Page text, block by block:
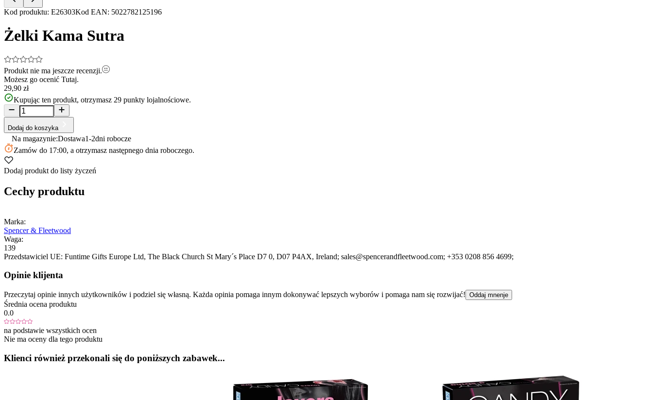
Item
of
2
Kod produktu: E26303Kod EAN: 5022782125196
Żelki Kama Sutra
Produkt nie ma jeszcze recenzji.
Możesz go ocenić Tutaj.
29,90 zł
Kupując ten produkt, otrzymasz 29 punkty lojalnościowe.
Dodaj do koszyka
Na magazynie:Dostawa1-2dni robocze
Zamów do 17:00, a otrzymasz następnego dnia roboczego.
Dodaj produkt do listy życzeń
Cechy produktu
Marka:
Spencer & Fleetwood
Waga:
139
Przedstawiciel UE: Funtime Gifts Europe Ltd, The Black Church St Mary´s Place D7 0, D07 P4AX, Ireland; sales@spencerandfleetwood.com; +353 0208 856 4699;
Opinie klijenta
Przeczytaj opinie innych użytkowników i podziel się własną. Każda opinia pomaga innym dokonywać lepszych wyborów i pomaga nam się rozwijać! Oddaj mnenje
Średnia ocena produktu
0.0
na podstawie wszystkich ocen
Nie ma oceny dla tego produktu
Klienci również przekonali się do poniższych zabawek...